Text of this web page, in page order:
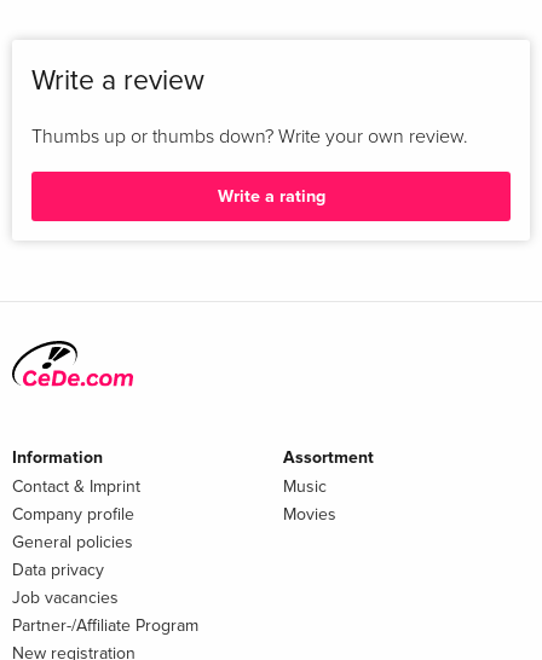
Write a review
Thumbs up or thumbs down? Write your own review.
Write a rating
Information
Contact & Imprint
Company profile
General policies
Data privacy
Job vacancies
Partner-/Affiliate Program
New registration
Assortment
Music
Movies